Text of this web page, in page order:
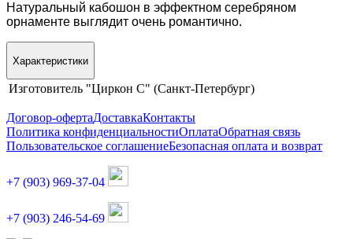
Натуральный кабошон в эффектном серебряном
орнаменте выглядит очень романтично.
Характеристики
Изготовитель "Циркон С" (Санкт-Петербург)
Договор-офертаДоставкаКонтакты
Политика конфиденциальностиОплатаОбратная связь
Пользовательское соглашениеБезопасная оплата и возврат
+7 (903) 969-37-04
+7 (903) 246-54-69